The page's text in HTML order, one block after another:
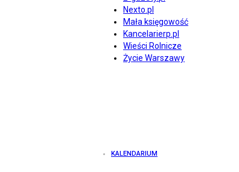
Nexto.pl
Mała księgowość
Kancelarierp.pl
Wieści Rolnicze
Życie Warszawy
KALENDARIUM